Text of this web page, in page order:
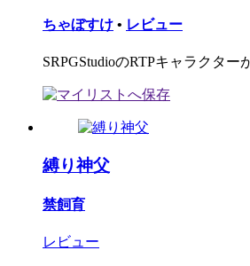
ちゃぼすけ • レビュー
SRPGStudioのRTPキャラクター
縛り神父
禁飼育
レビュー